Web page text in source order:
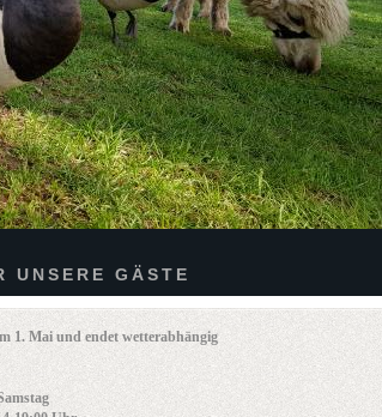
UNSERE GÄSTE
1. Mai und endet wetterabhängig